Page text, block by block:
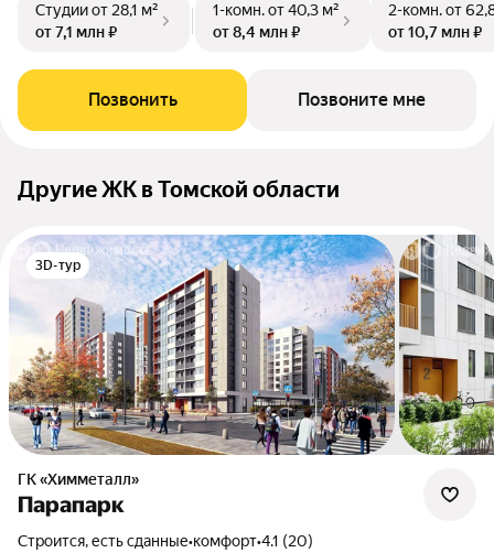
Студииот 28,1 м²
от 7,1 млн ₽
1-комн.от 40,3 м²
от 8,4 млн ₽
2-комн.от
от 10,7 млн ₽
Позвонить Позвоните мне
Другие ЖК в Томской области
3D-тур
ГК «Химметалл»
Парапарк
Строится, есть сданные•комфорт•4.1 (20)